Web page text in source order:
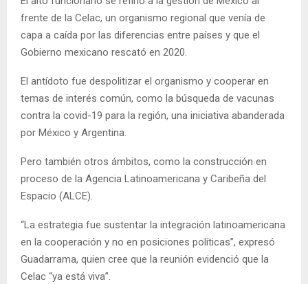
frente de la Celac, un organismo regional que venía de
capa a caída por las diferencias entre países y que el
Gobierno mexicano rescató en 2020.
El antídoto fue despolitizar el organismo y cooperar en
temas de interés común, como la búsqueda de vacunas
contra la covid-19 para la región, una iniciativa abanderada
por México y Argentina.
Pero también otros ámbitos, como la construcción en
proceso de la Agencia Latinoamericana y Caribeña del
Espacio (ALCE).
“La estrategia fue sustentar la integración latinoamericana
en la cooperación y no en posiciones políticas”, expresó
Guadarrama, quien cree que la reunión evidenció que la
Celac “ya está viva”.